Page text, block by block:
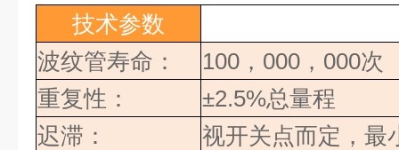
技术参数
波纹管寿命：
100，000，000次
重复性：
±2.5%总量程
迟滞：
视开关点而定，最